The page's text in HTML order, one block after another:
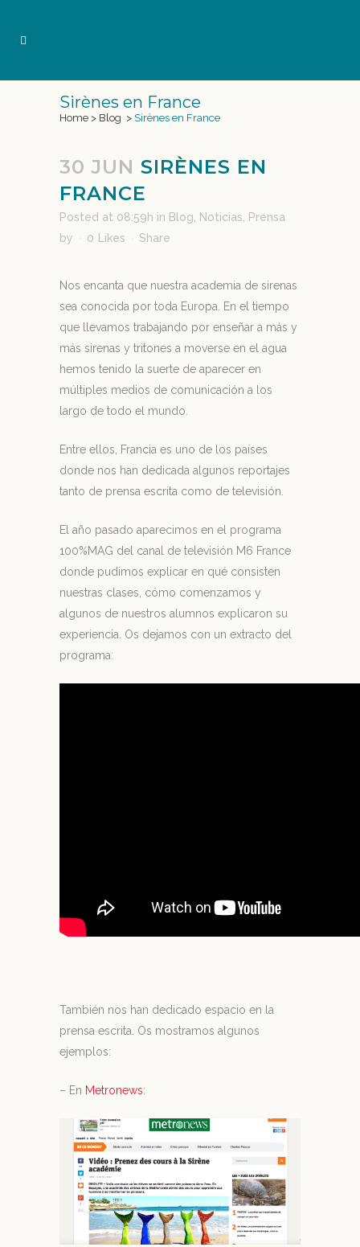
Sirènes en France
Home > Blog > Sirènes en France
30 JUN SIRÈNES EN
FRANCE
Posted at 08:59h in Blog Noticias
Prensa
by
0 Likes Share
Nos encanta que nuestra academia de sirenas
sea conocida por toda Europa. En el tiempo
que llevamos trabajando por enseñar a más y
más sirenas y tritones a moverse en el agua
hemos tenido la suerte de aparecer en
múltiples medios de comunicación a los
largo de todo el mundo.
Entre ellos, Francia es uno de los países
donde nos han dedicada algunos reportajes
tanto de prensa escrita como de televisión.
El año pasado aparecimos en el programa
100%MAG del canal de televisión M6 France
donde pudimos explicar en qué consisten
nuestras clases, cómo comenzamos y
algunos de nuestros alumnos explicaron su
experiencia. Os dejamos con un extracto del
programa:
También nos han dedicado espacio en la
prensa escrita. Os mostramos algunos
ejemplos:
– En Metronews: